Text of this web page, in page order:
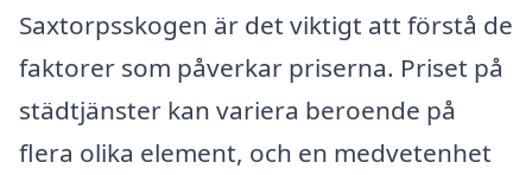
Saxtorpsskogen är det viktigt att förstå de
faktorer som påverkar priserna. Priset på
städtjänster kan variera beroende på
flera olika element, och en medvetenhet